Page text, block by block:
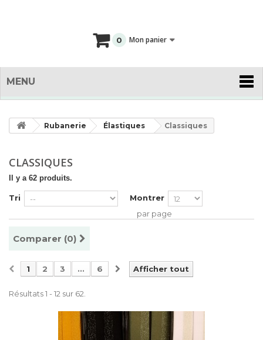
0 Mon panier
MENU
Rubanerie Élastiques Classiques
CLASSIQUES
Il y a 62 produits.
Tri
Montrer
par page
Comparer (0)
Afficher tout
1 2 3 ... 6
Résultats 1 - 12 sur 62.